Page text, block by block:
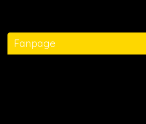
Fanpage